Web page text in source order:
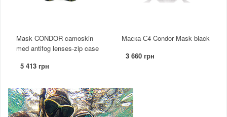
Mask CONDOR camoskin
med antifog lenses-zip case
5 413 грн
Маска С4 Condor Mask black
3 660 грн